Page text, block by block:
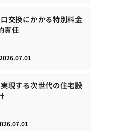
交換にかかる特別料金
責任
現する次世代の住宅設